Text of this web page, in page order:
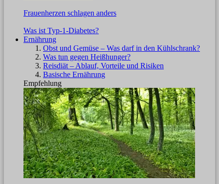
Frauenherzen schlagen anders
Was ist Typ-1-Diabetes?
Ernährung
Obst und Gemüse – Was darf in den Kühlschrank?
Was tun gegen Heißhunger?
Reisdiät – Ablauf, Vorteile und Risiken
Basische Ernährung
Empfehlung